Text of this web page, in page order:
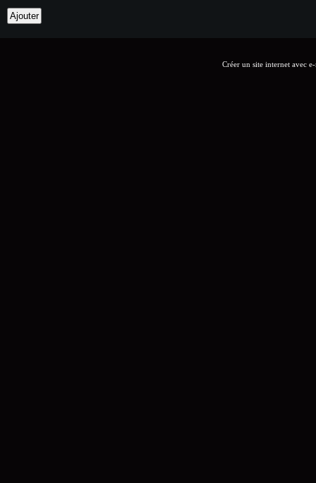
Créer un site internet avec